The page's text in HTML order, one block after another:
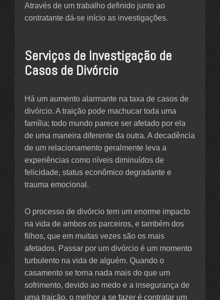
Através de um trabalho definido junto ao
contratante dá-se início as investigações.
Serviços de Investigação de
Casos de Divórcio
Há um aumento alarmante na taxa de casos de
divórcio. A traição pode machucar toda uma
família; todo mundo parece ser afetado por ela
de uma maneira diferente da outra. A decadência
de um relacionamento geralmente leva a
experiências como níveis diminuídos de
felicidade, status econômico degradante e
trauma emocional.
O processo de divórcio tem um enorme impacto
na vida de ambos os parceiros, e também dos
filhos, que em muitas vezes são os mais
afetados. Passar por um divórcio é um momento
turbulento na vida de alguém. Quando o
casamento se torna nada mais do que um
sofrimento, devido ao medo e a insegurança de
uma traição, o melhor a se fazer é contratar um